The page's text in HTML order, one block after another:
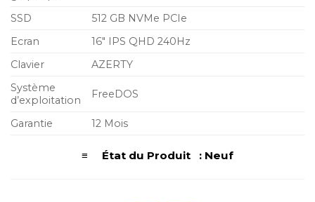
SSD
512 GB NVMe PCIe
Ecran
16″ IPS QHD 240Hz
Clavier
AZERTY
Système
d’exploitation
FreeDOS
Garantie 12 Mois
≡ État du Produit : Neuf